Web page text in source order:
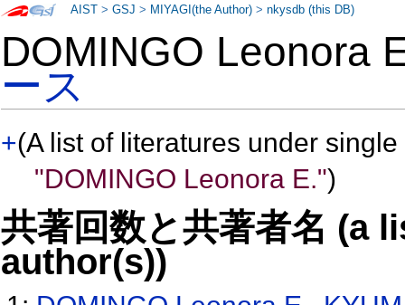
DOMINGO Leonora
ース
+(A list of literatures under
"DOMINGO Leonora E.")
共著回数と共著者名 (a
author(s))
AIST >GSJ > MIYAGI(the Author) >nkysdb (this DB)